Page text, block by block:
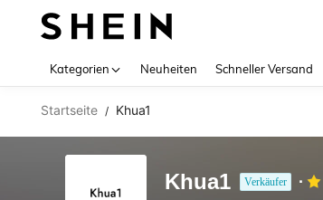
Kategorien Neuheiten Schneller Versand
Startseite / Khua1
Khua1 Verkäufer